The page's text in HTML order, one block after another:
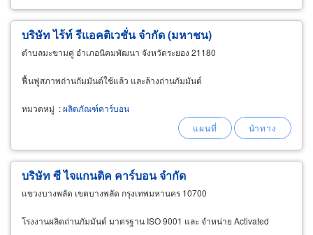
บริษัท ไร้ท์ รีแอคติเวชั่น จำกัด (มหาชน)
ตำบลมะขามคู่ อำเภอนิคมพัฒนา จังหวัดระยอง 21180
ฟื้นฟูสภาพถ่านกัมมันต์ใช้แล้ว และล้างถ่านกัมมันต์
หมวดหมู่ :ผลิตภัณฑ์คาร์บอน
บริษัท ซี ไจแกนติค คาร์บอน จำกัด
แขวงบางพลัด เขตบางพลัด กรุงเทพมหานคร 10700
โรงงานผลิตถ่านกัมมันต์ มาตรฐาน ISO 9001 และ จำหน่าย Activated